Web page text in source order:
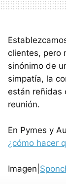
clientes, pero
sinónimo de
simpatía, la
están reñidas
reunión.
En Pymes y
¿cómo hacer
Imagen|